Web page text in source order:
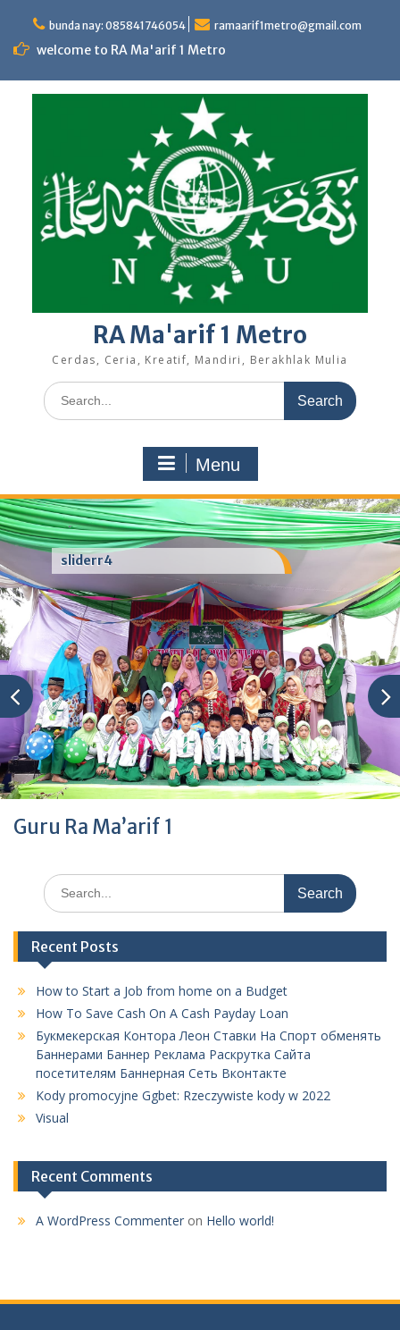
content
bunda nay: 085841746054 ramaarif1metro@gmail.com
welcome to RA Ma'arif 1 Metro
RA Ma'arif 1 Metro
Cerdas, Ceria, Kreatif, Mandiri, Berakhlak Mulia
Search
for:
Menu
sliderr4
Guru Ra Ma’arif 1
Search
for:
Recent Posts
How to Start a Job from home on a Budget
How To Save Cash On A Cash Payday Loan
Букмекерская Контора Леон Ставки На Спорт обменять
Баннерами Баннер Реклама Раскрутка Сайта
посетителям Баннерная Сеть Вконтакте
Kody promocyjne Ggbet: Rzeczywiste kody w 2022
Visual
Recent Comments
A WordPress Commenter on Hello world!